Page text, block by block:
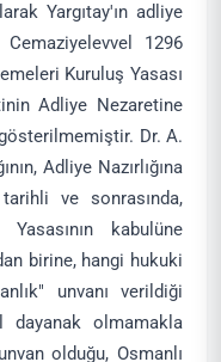
Yargıtay'ın adliye
Cemaziyelevvel 1296
Kuruluş Yasası
Adliye Nezaretine
Dr. A.
Adliye Nazırlığına
ve sonrasında,
kabulüne
birine, hangi hukuki
unvanı verildiği
dayanak olmamakla
olduğu, Osmanlı